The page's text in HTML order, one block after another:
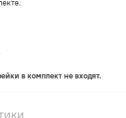
в комплект не входят.